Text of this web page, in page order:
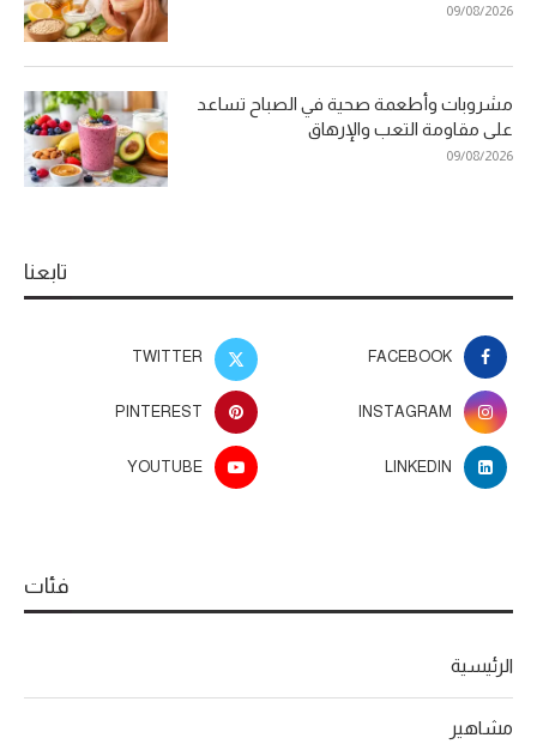
09/08/2026
مشروبات وأطعمة صحية في الصباح تساعد
على مقاومة التعب والإرهاق
09/08/2026
تابعنا
FACEBOOK
TWITTER
INSTAGRAM
PINTEREST
LINKEDIN
YOUTUBE
فئات
الرئيسية
مشاهير